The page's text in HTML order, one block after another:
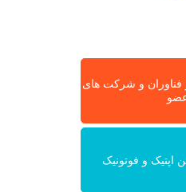
و شرکت های
و فوتونیک